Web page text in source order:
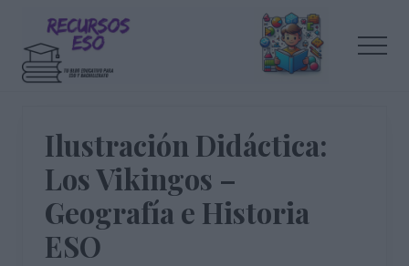
contenido
principal
barra
educación
Ilustración Didáctica:
Los Vikingos –
Geografía e Historia
ESO